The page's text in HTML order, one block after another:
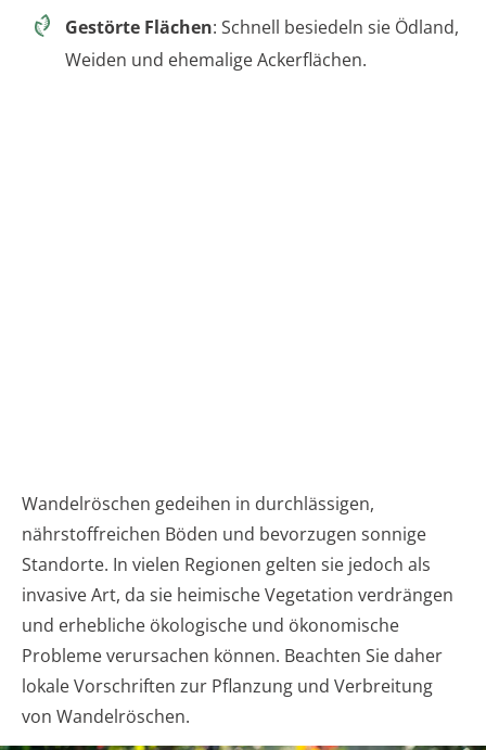
Gestörte Flächen: Schnell besiedeln sie Ödland,
Weiden und ehemalige Ackerflächen.
Wandelröschen gedeihen in durchlässigen,
nährstoffreichen Böden und bevorzugen sonnige
Standorte. In vielen Regionen gelten sie jedoch als
invasive Art, da sie heimische Vegetation verdrängen
und erhebliche ökologische und ökonomische
Probleme verursachen können. Beachten Sie daher
lokale Vorschriften zur Pflanzung und Verbreitung
von Wandelröschen.